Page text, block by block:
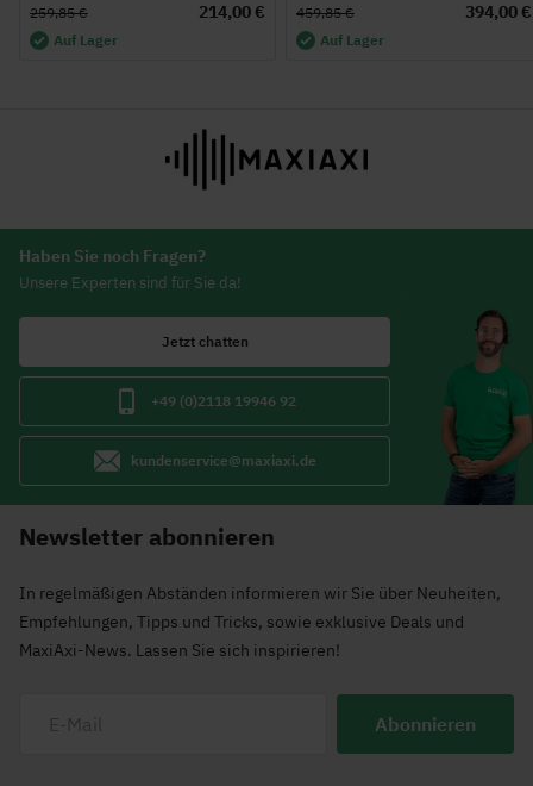
214,00 €
259,85 €
Auf Lager
394,00 €
459,85 €
Auf Lager
Haben Sie noch Fragen?
Unsere Experten sind für Sie da!
Jetzt chatten
+49 (0)2118 19946 92
kundenservice@maxiaxi.de
Newsletter abonnieren
In regelmäßigen Abständen informieren wir Sie über Neuheiten,
Empfehlungen, Tipps und Tricks, sowie exklusive Deals und
MaxiAxi-News. Lassen Sie sich inspirieren!
Abonnieren